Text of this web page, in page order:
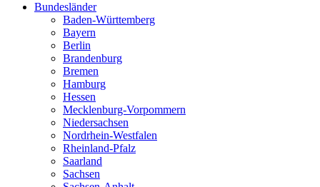
Bundesländer
Baden-Württemberg
Bayern
Berlin
Brandenburg
Bremen
Hamburg
Hessen
Mecklenburg-Vorpommern
Niedersachsen
Nordrhein-Westfalen
Rheinland-Pfalz
Saarland
Sachsen